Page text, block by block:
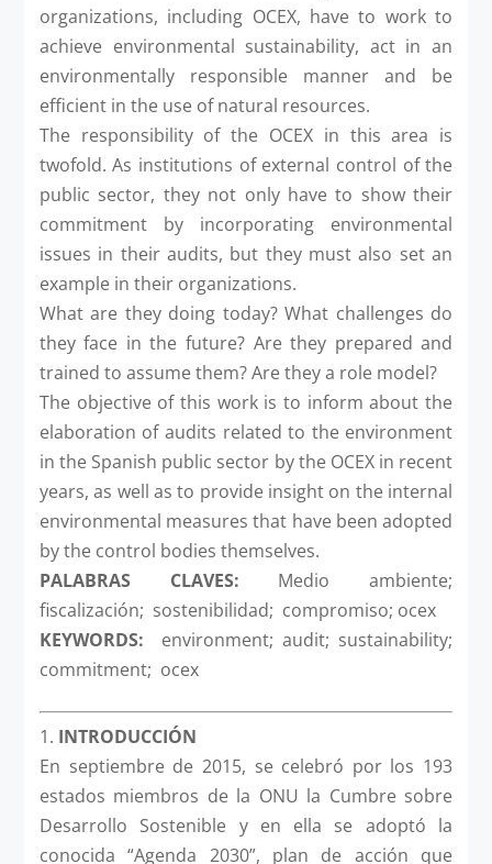
organizations, including OCEX, have to work to
achieve environmental sustainability, act in an
environmentally responsible manner and be
efficient in the use of natural resources.
The responsibility of the OCEX in this area is
twofold. As institutions of external control of the
public sector, they not only have to show their
commitment by incorporating environmental
issues in their audits, but they must also set an
example in their organizations.
What are they doing today? What challenges do
they face in the future? Are they prepared and
trained to assume them? Are they a role model?
The objective of this work is to inform about the
elaboration of audits related to the environment
in the Spanish public sector by the OCEX in recent
years, as well as to provide insight on the internal
environmental measures that have been adopted
by the control bodies themselves.
PALABRAS CLAVES: Medio ambiente;
fiscalización; sostenibilidad; compromiso; ocex
KEYWORDS: environment; audit; sustainability;
commitment; ocex
1. INTRODUCCIÓN
En septiembre de 2015, se celebró por los 193
estados miembros de la ONU la Cumbre sobre
Desarrollo Sostenible y en ella se adoptó la
conocida “Agenda 2030”, plan de acción que